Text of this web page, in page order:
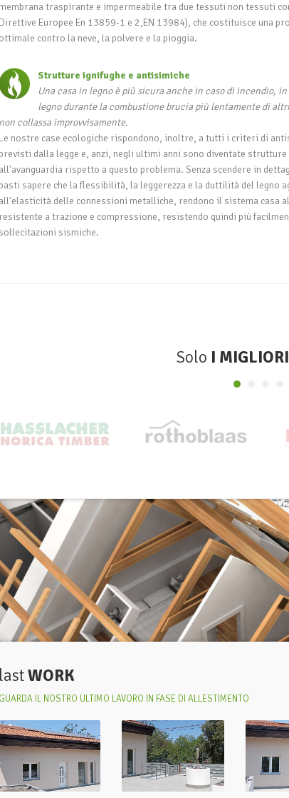
membrana traspirante e impermeabile tra due tessuti non tessuti
Direttive Europee En 13859-1 e 2,EN 13984), che costituisce una
ottimale contro la neve, la polvere e la pioggia.
Strutture ignifughe e antisimiche
Una casa in legno è più sicura anche in caso di incendio,
legno durante la combustione brucia più lentamente di
non collassa improvvisamente.
Le nostre case ecologiche rispondono, inoltre, a tutti i criteri di
previsti dalla legge e, anzi, negli ultimi anni sono diventate strutture
all'avanguardia rispetto a questo problema. Senza scendere in
basti sapere che la flessibilità, la leggerezza e la duttilità del legno
all'elasticità delle connessioni metalliche, rendono il sistema casa
resistente a trazione e compressione, resistendo quindi più
sollecitazioni sismiche.
Solo I MIGLIORI
lastWORK
GUARDA IL NOSTRO ULTIMO LAVORO IN FASE DI ALLESTIMENTO